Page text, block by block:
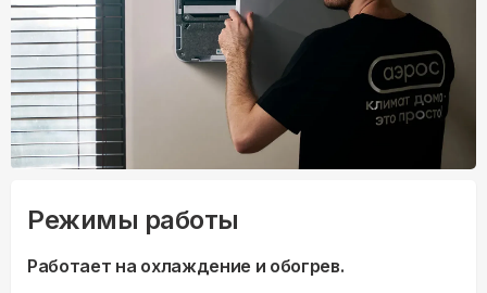
Режимы работы
Работает на охлаждение и обогрев.